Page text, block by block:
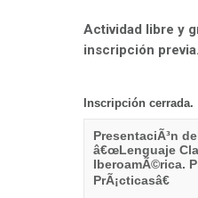
Actividad libre y
inscripción previa.